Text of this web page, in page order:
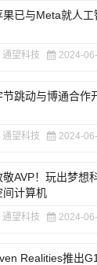
果已与Meta就人
通望科技 2024-
节跳动与博通合作
通望科技 2024-
敬AVP！玩出梦想
间计算机
通望科技 2024-
Realities推出